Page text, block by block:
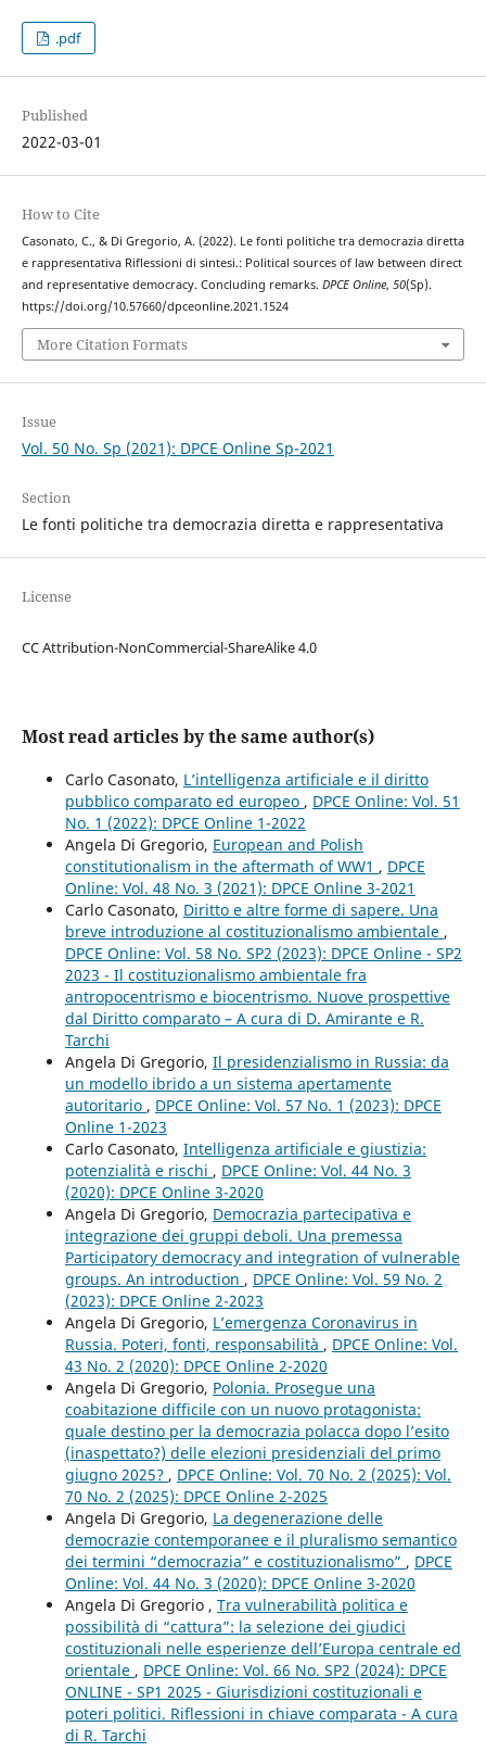
.pdf
Published
2022-03-01
How to Cite
Casonato, C., & Di Gregorio, A. (2022). Le fonti politiche tra democrazia diretta
e rappresentativa Riflessioni di sintesi.: Political sources of law between direct
and representative democracy. Concluding remarks. DPCE Online, 50(Sp).
https://doi.org/10.57660/dpceonline.2021.1524
More Citation Formats
Issue
Vol. 50 No. Sp (2021): DPCE Online Sp-2021
Section
Le fonti politiche tra democrazia diretta e rappresentativa
License
CC Attribution-NonCommercial-ShareAlike 4.0
Most read articles by the same author(s)
Carlo Casonato, L’intelligenza artificiale e il diritto
pubblico comparato ed europeo , DPCE Online: Vol. 51
No. 1 (2022): DPCE Online 1-2022
Angela Di Gregorio, European and Polish
constitutionalism in the aftermath of WW1 , DPCE
Online: Vol. 48 No. 3 (2021): DPCE Online 3-2021
Carlo Casonato, Diritto e altre forme di sapere. Una
breve introduzione al costituzionalismo ambientale ,
DPCE Online: Vol. 58 No. SP2 (2023): DPCE Online - SP2
2023 - Il costituzionalismo ambientale fra
antropocentrismo e biocentrismo. Nuove prospettive
dal Diritto comparato – A cura di D. Amirante e R.
Tarchi
Angela Di Gregorio, Il presidenzialismo in Russia: da
un modello ibrido a un sistema apertamente
autoritario , DPCE Online: Vol. 57 No. 1 (2023): DPCE
Online 1-2023
Carlo Casonato, Intelligenza artificiale e giustizia:
potenzialità e rischi , DPCE Online: Vol. 44 No. 3
(2020): DPCE Online 3-2020
Angela Di Gregorio, Democrazia partecipativa e
integrazione dei gruppi deboli. Una premessa
Participatory democracy and integration of vulnerable
groups. An introduction , DPCE Online: Vol. 59 No. 2
(2023): DPCE Online 2-2023
Angela Di Gregorio, L’emergenza Coronavirus in
Russia. Poteri, fonti, responsabilità , DPCE Online: Vol.
43 No. 2 (2020): DPCE Online 2-2020
Angela Di Gregorio, Polonia. Prosegue una
coabitazione difficile con un nuovo protagonista:
quale destino per la democrazia polacca dopo l’esito
(inaspettato?) delle elezioni presidenziali del primo
giugno 2025? , DPCE Online: Vol. 70 No. 2 (2025): Vol.
70 No. 2 (2025): DPCE Online 2-2025
Angela Di Gregorio, La degenerazione delle
democrazie contemporanee e il pluralismo semantico
dei termini “democrazia” e costituzionalismo” , DPCE
Online: Vol. 44 No. 3 (2020): DPCE Online 3-2020
Angela Di Gregorio , Tra vulnerabilità politica e
possibilità di “cattura”: la selezione dei giudici
costituzionali nelle esperienze dell’Europa centrale ed
orientale , DPCE Online: Vol. 66 No. SP2 (2024): DPCE
ONLINE - SP1 2025 - Giurisdizioni costituzionali e
poteri politici. Riflessioni in chiave comparata - A cura
di R. Tarchi